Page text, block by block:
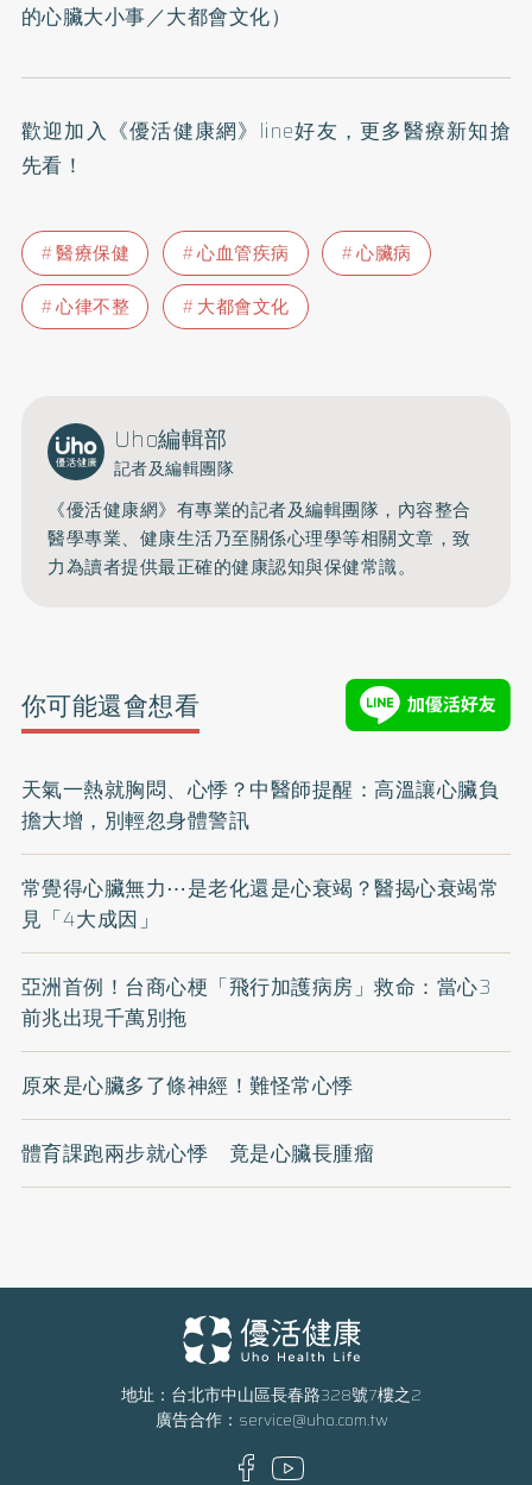
的心臟大小事／大都會文化）
歡迎加入 《優活健康網》line好友 ，更多醫療新知搶
先看！
醫療保健 心血管疾病
心臟病
心律不整
大都會文化
Uho編輯部
記者及編輯團隊
《優活健康網》有專業的記者及編輯團隊，內容整合
醫學專業、健康生活乃至關係心理學等相關文章，致
力為讀者提供最正確的健康認知與保健常識。
你可能還會想看
天氣一熱就胸悶、心悸？中醫師提醒：高溫讓心臟負
擔大增，別輕忽身體警訊
常覺得心臟無力⋯是老化還是心衰竭？醫揭心衰竭常
見「4大成因」
亞洲首例！台商心梗「飛行加護病房」救命：當心3
前兆出現千萬別拖
原來是心臟多了條神經！難怪常心悸
體育課跑兩步就心悸 竟是心臟長腫瘤
地址：台北市中山區長春路328號7樓之2
廣告合作： service@uho.com.tw